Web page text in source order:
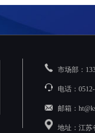
市场部：
电话：
邮箱：
地址：江苏